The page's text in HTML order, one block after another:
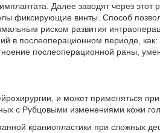
Далее заводят через этот
фиксирующие винты. Способ
риском развития
в послеоперационном периоде, как:
послеоперационной раны,
и может применяться
с Рубцовыми изменениями кожи
краниопластики при сложных